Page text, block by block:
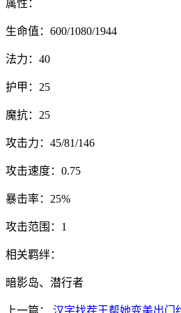
属性：
生命值：600/1080/1944
法力：40
护甲：25
魔抗：25
攻击力：45/81/146
攻击速度：0.75
暴击率：25%
攻击范围：1
相关羁绊：
暗影岛、潜行者
上一篇： 汉字找茬王帮她变美出门